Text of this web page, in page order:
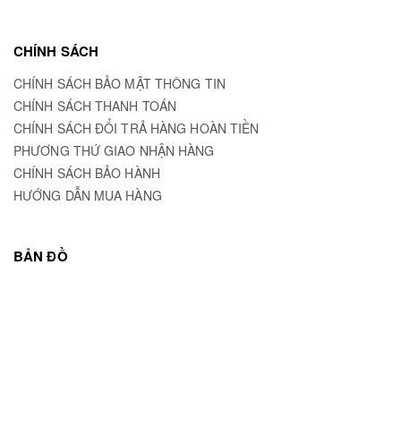
CHÍNH SÁCH
CHÍNH SÁCH BẢO MẬT THÔNG TIN
CHÍNH SÁCH THANH TOÁN
CHÍNH SÁCH ĐỔI TRẢ HÀNG HOÀN TIỀN
PHƯƠNG THỨ GIAO NHẬN HÀNG
CHÍNH SÁCH BẢO HÀNH
HƯỚNG DẪN MUA HÀNG
BẢN ĐỒ